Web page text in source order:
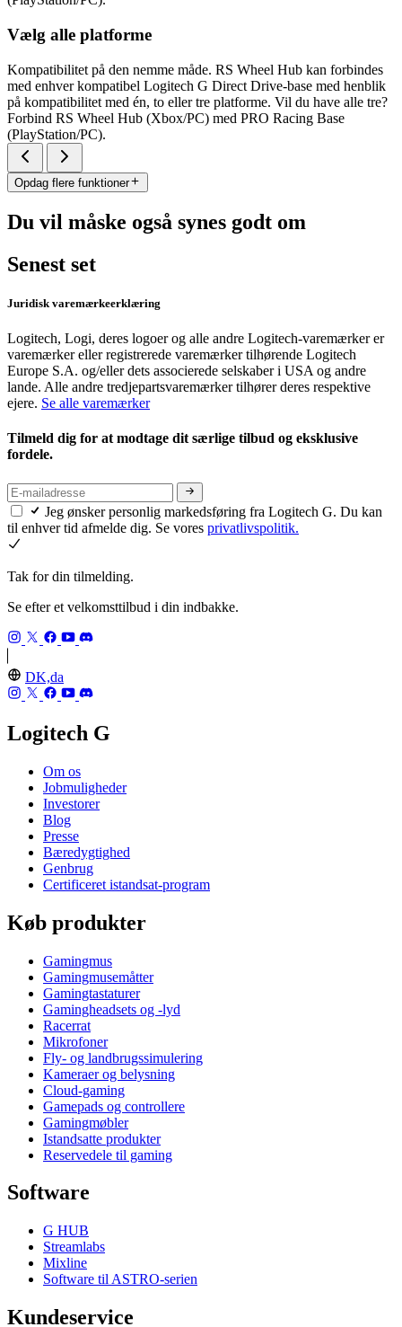
Vælg alle platforme
Kompatibilitet på den nemme måde. RS Wheel Hub kan forbindes
med enhver kompatibel Logitech G Direct Drive-base med henblik
på kompatibilitet med én, to eller tre platforme. Vil du have alle tre?
Forbind RS Wheel Hub (Xbox/PC) med PRO Racing Base
(PlayStation/PC).
Opdag flere funktioner
Du vil måske også synes godt om
Senest set
Juridisk varemærkeerklæring
Logitech, Logi, deres logoer og alle andre Logitech-varemærker er
varemærker eller registrerede varemærker tilhørende Logitech
Europe S.A. og/eller dets associerede selskaber i USA og andre
lande. Alle andre tredjepartsvaremærker tilhører deres respektive
ejere. Se alle varemærker
Tilmeld dig for at modtage dit særlige tilbud og eksklusive
fordele.
Jeg ønsker personlig markedsføring fra Logitech G. Du kan
til enhver tid afmelde dig. Se vores privatlivspolitik.
Tak for din tilmelding.
Se efter et velkomsttilbud i din indbakke.
DK,da
Logitech G
Om os
Jobmuligheder
Investorer
Blog
Presse
Bæredygtighed
Genbrug
Certificeret istandsat-program
Køb produkter
Gamingmus
Gamingmusemåtter
Gamingtastaturer
Gamingheadsets og -lyd
Racerrat
Mikrofoner
Fly- og landbrugssimulering
Kameraer og belysning
Cloud-gaming
Gamepads og controllere
Gamingmøbler
Istandsatte produkter
Reservedele til gaming
Software
G HUB
Streamlabs
Mixline
Software til ASTRO-serien
Kundeservice